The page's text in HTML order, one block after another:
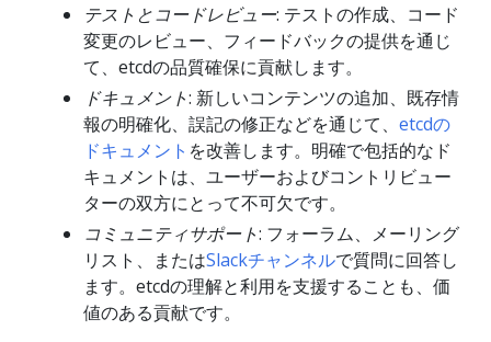
テストとコードレビュー: テストの作成、コード
変更のレビュー、フィードバックの提供を通じ
て、etcdの品質確保に貢献します。
ドキュメント: 新しいコンテンツの追加、既存情
報の明確化、誤記の修正などを通じて、 etcdの
ドキュメント を改善します。明確で包括的なド
キュメントは、ユーザーおよびコントリビュー
ターの双方にとって不可欠です。
コミュニティサポート: フォーラム、メーリング
リスト、またはSlackチャンネルで質問に回答し
ます。etcdの理解と利用を支援することも、価
値のある貢献です。